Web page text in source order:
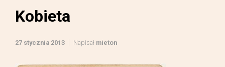
Kobieta
27 stycznia 2013 Napisał mieton